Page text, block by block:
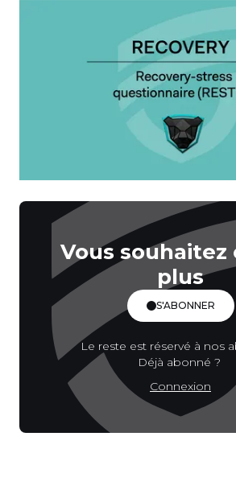
Vous souhaitez
plus
S'ABONNER
Le reste est réservé à nos
Déjà abonné ?
Connexion